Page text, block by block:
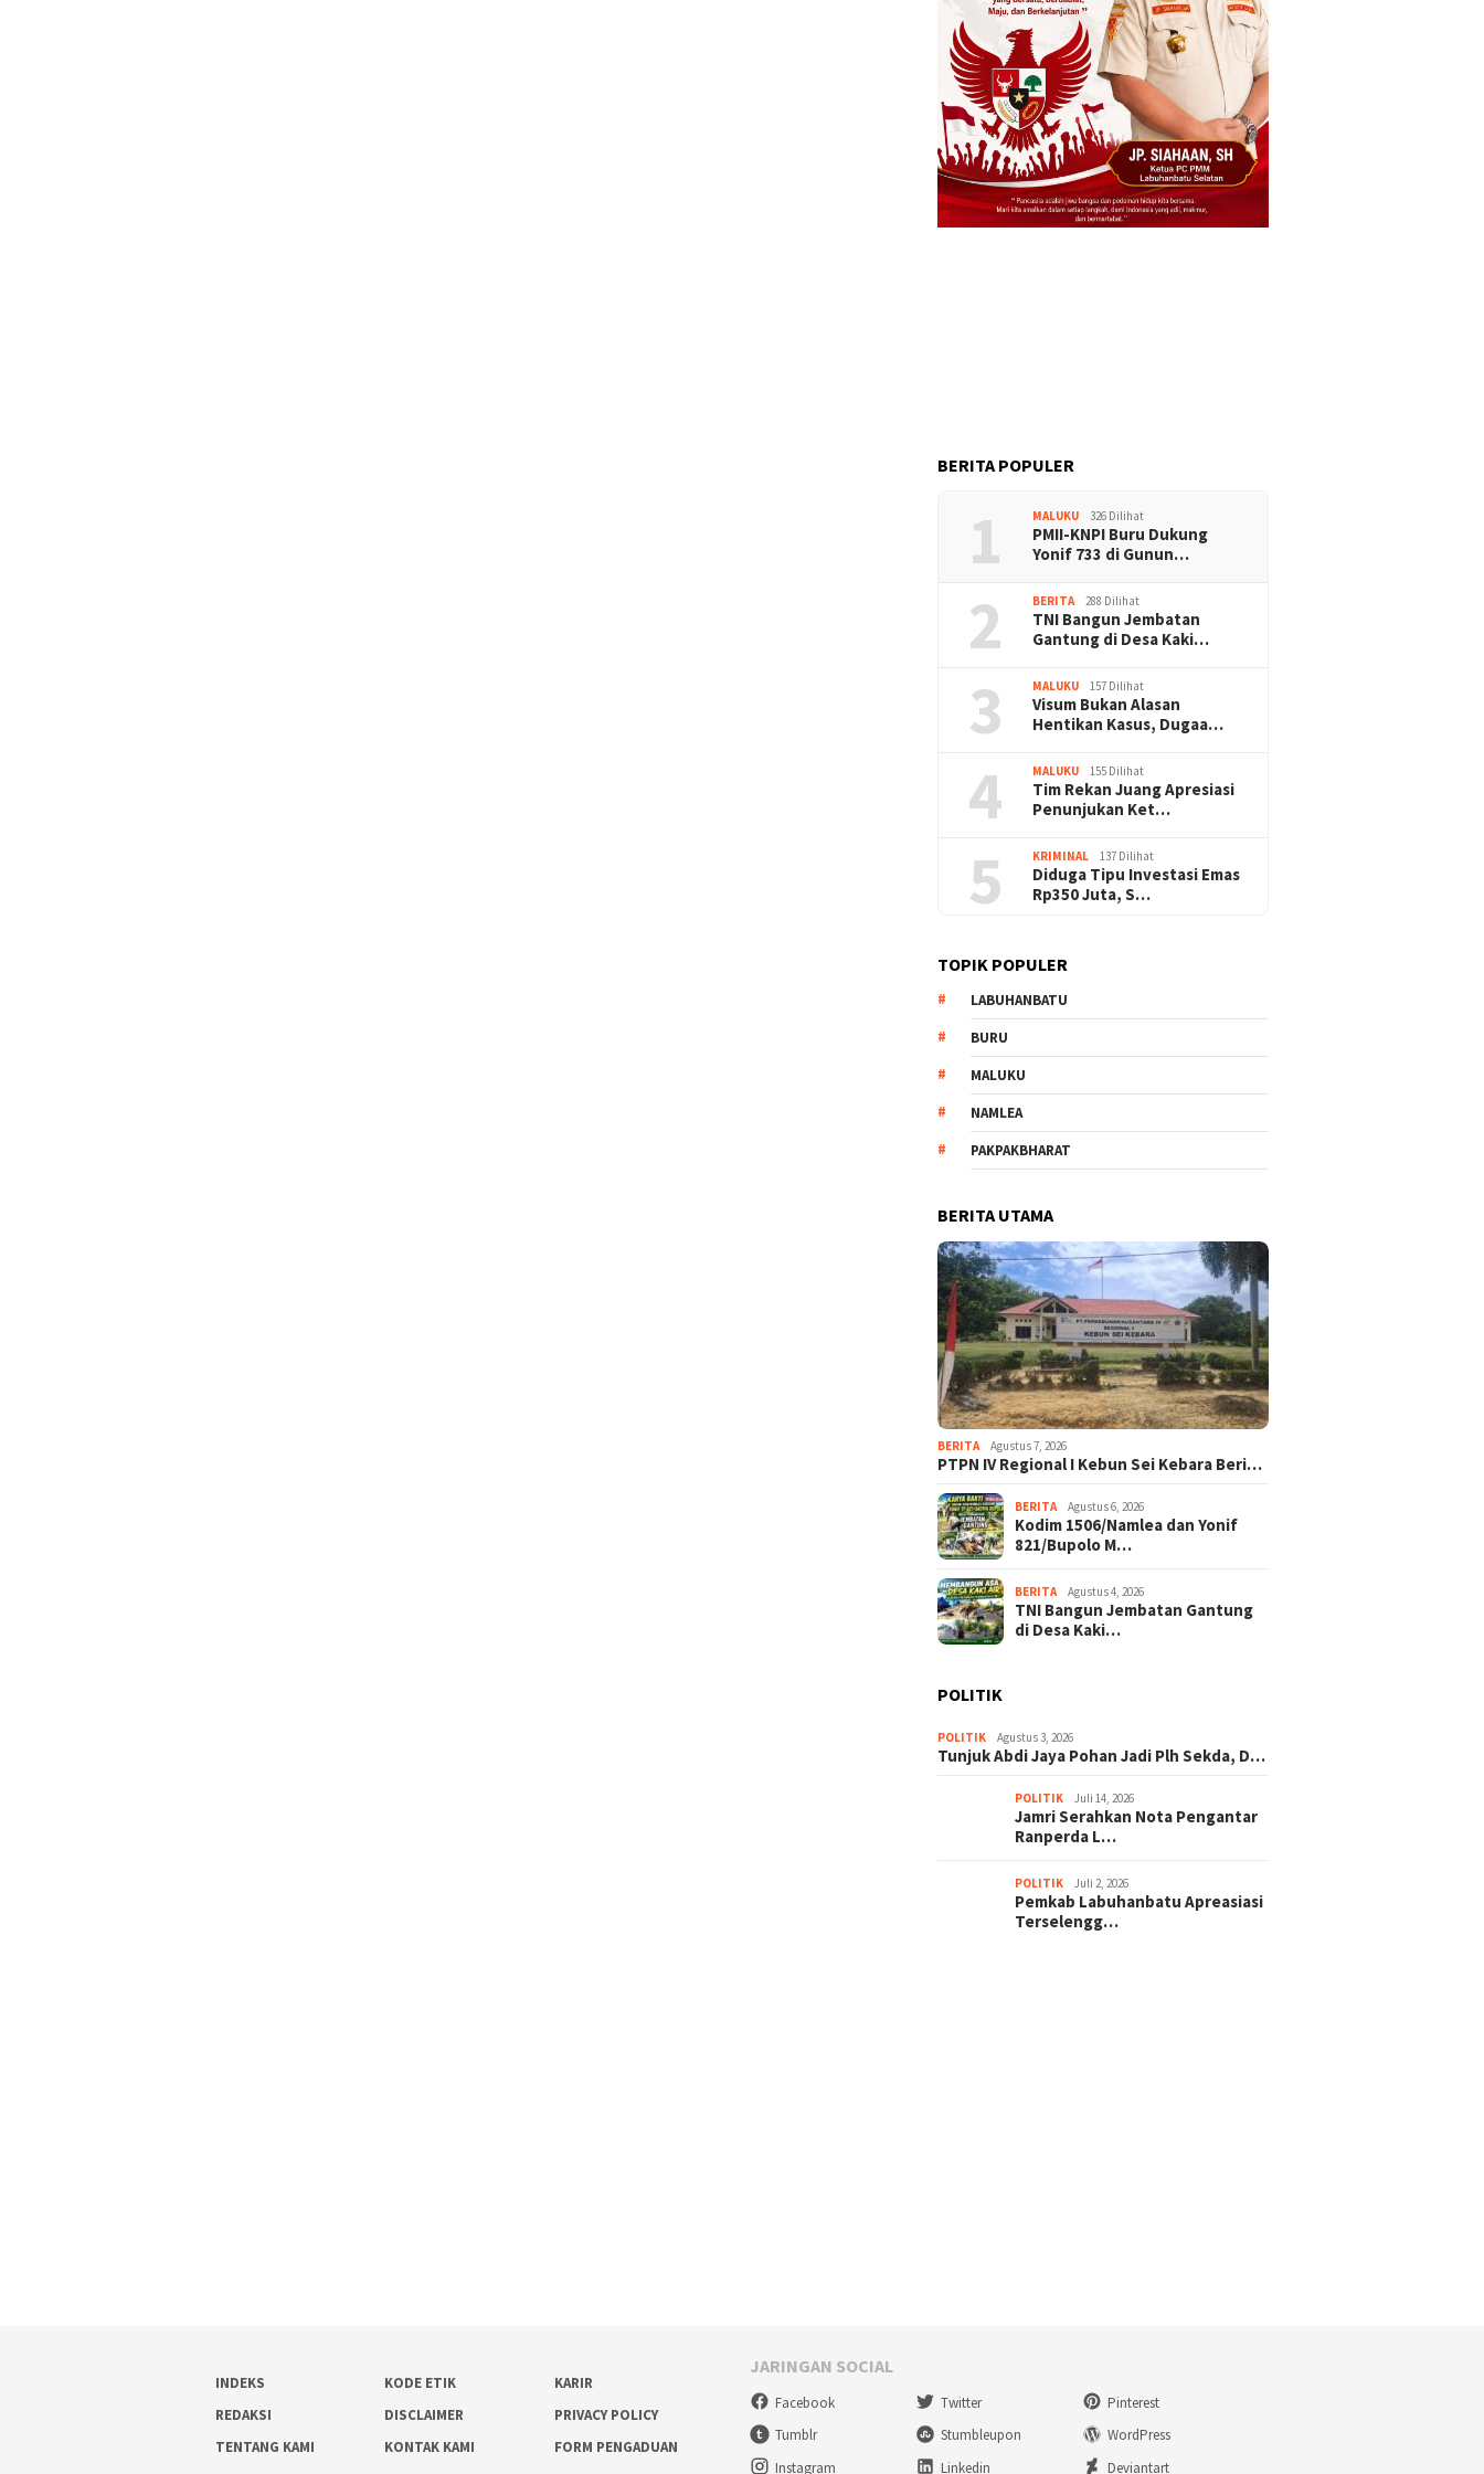
BERITA POPULER
1 MALUKU 326 Dilihat
PMII-KNPI Buru Dukung
Yonif 733 di Gunun…
2 BERITA 288 Dilihat
TNI Bangun Jembatan
Gantung di Desa Kaki…
3 MALUKU 157 Dilihat
Visum Bukan Alasan
Hentikan Kasus, Dugaa…
4 MALUKU 155 Dilihat
Tim Rekan Juang Apresiasi
Penunjukan Ket…
5 KRIMINAL 137 Dilihat
Diduga Tipu Investasi Emas
Rp350 Juta, S…
TOPIK POPULER
LABUHANBATU
BURU
MALUKU
NAMLEA
PAKPAKBHARAT
BERITA UTAMA
BERITA Agustus 7, 2026
PTPN IV Regional I Kebun Sei Kebara Beri…
BERITA Agustus 6, 2026
Kodim 1506/Namlea dan Yonif
821/Bupolo M…
BERITA Agustus 4, 2026
TNI Bangun Jembatan Gantung
di Desa Kaki…
POLITIK
POLITIK Agustus 3, 2026
Tunjuk Abdi Jaya Pohan Jadi Plh Sekda, D…
POLITIK Juli 14, 2026
Jamri Serahkan Nota Pengantar
Ranperda L…
POLITIK Juli 2, 2026
Pemkab Labuhanbatu Apreasiasi
Terselengg…
INDEKS KODE ETIK
KARIR
REDAKSI
DISCLAIMER
PRIVACY POLICY
TENTANG KAMI
KONTAK KAMI
FORM PENGADUAN
JARINGAN SOCIAL
Facebook Twitter
Pinterest
Tumblr
Stumbleupon
WordPress
Instagram
Linkedin Deviantart